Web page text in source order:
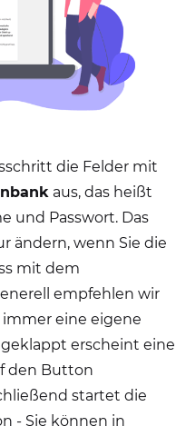
die Felder mit
aus, das heißt
und Passwort. Das
ändern, wenn Sie die
mit dem
empfehlen wir
eine eigene
erscheint eine
den Button
startet die
- Sie können in